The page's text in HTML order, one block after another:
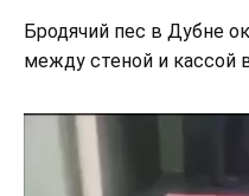
Бродячий пес в Дубне
между стеной и кассой